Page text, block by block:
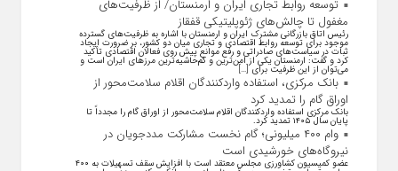
توسعه روابط تجاری ایران و ارمنستان/ از ظرفیت‌های
مغفول تا چالش‌های ژئوپلیتیکی قفقاز
رئیس اتاق بازرگانی مشترک ایران و ارمنستان با اشاره به ظرفیت‌های گسترده
موجود برای توسعه روابط اقتصادی و تجاری میان دو کشور، بر ضرورت ایجاد
ثبات در سیاست‌های صادراتی و رفع موانع پیش روی فعالان اقتصادی تأکید
کرد و گفت: ارمنستان یکی از امن‌ترین و کم‌حاشیه‌ترین مرز‌های ایران است و
می‌توان از این ظرفیت برای […]
بانک مرکزی، استفاده واردکنندگان اقلام سلامت‌محور از
اوراق گام را تمدید کرد
بانک مرکزی استفاده واردکنندگان اقلام سلامت‌محور از اوراق گام را مجدداً تا
پایان سال ۱۴۰۵ تمدید کرد.
وام ۴۰۰ میلیونی؛ گام نخست مشارکت مددجویان در
نیروگاه‌های خورشیدی است
عضو کمیسیون کشاورزی مجلس معتقد است با افزایش سقف تسهیلات به ۴۰۰